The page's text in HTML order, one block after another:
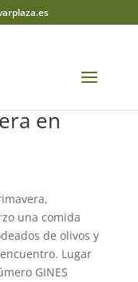
en
una comida
de olivos y
Lugar
GINES